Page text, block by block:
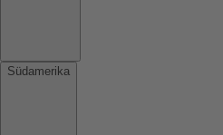
Südamerika